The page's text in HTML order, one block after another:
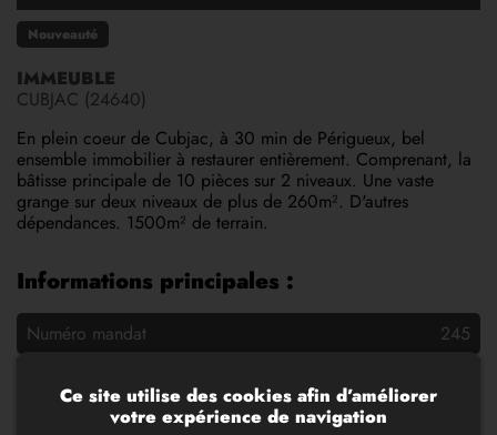
Nouveauté
IMMEUBLE
CUBJAC (24640)
En plein coeur de Cubjac, à 30 min de Périgueux, bel
ensemble immobilier à restaurer entièrement. Comprenant, la
bâtisse principale de 10 pièces sur 2 niveaux. Une vaste
grange sur deux niveaux de plus de 260m². D'autres
dépendances. 1500m² de terrain.
Informations principales :
Numéro mandat
245
Nombre de pièces
Ce site utilise des cookies afin d’améliorer
votre expérience de navigation